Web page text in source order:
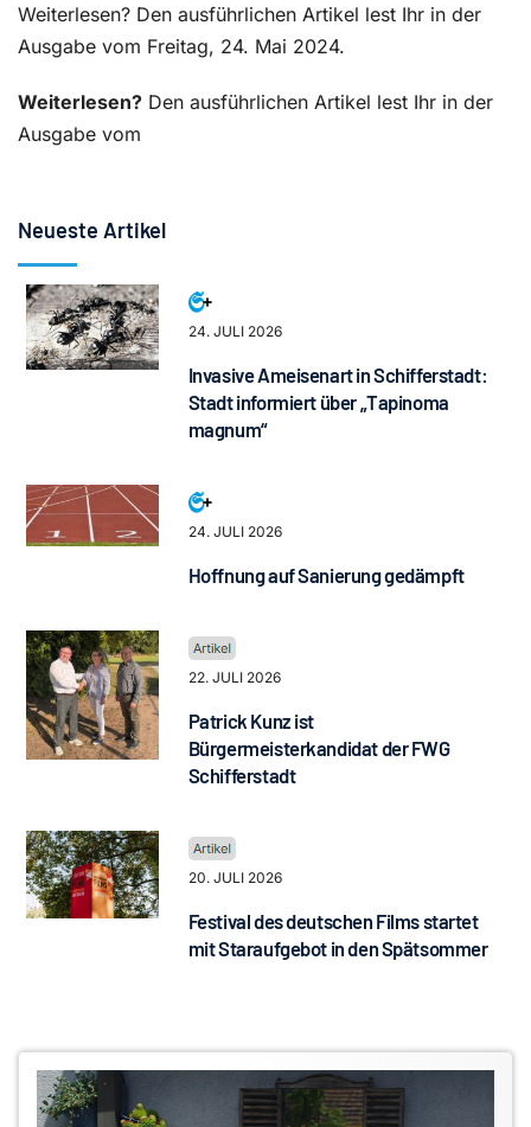
Weiterlesen? Den ausführlichen Artikel lest Ihr in der
Ausgabe vom Freitag, 24. Mai 2024.
Weiterlesen? Den ausführlichen Artikel lest Ihr in der
Ausgabe vom
Neueste Artikel
24. JULI 2026
Invasive Ameisenart in Schifferstadt:
Stadt informiert über „Tapinoma
magnum“
24. JULI 2026
Hoffnung auf Sanierung gedämpft
22. JULI 2026
Patrick Kunz ist
Bürgermeisterkandidat der FWG
Schifferstadt
20. JULI 2026
Festival des deutschen Films startet
mit Staraufgebot in den Spätsommer